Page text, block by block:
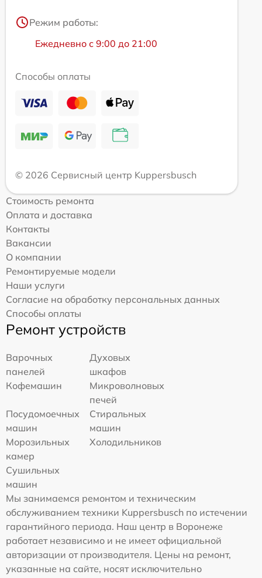
Режим работы:
Ежедневно с 9:00 до 21:00
Способы оплаты
© 2026 Сервисный центр Kuppersbusch
Стоимость ремонта
Оплата и доставка
Контакты
Вакансии
О компании
Ремонтируемые модели
Наши услуги
Согласие на обработку персональных данных
Способы оплаты
Ремонт устройств
Варочных
панелей
Духовых
шкафов
Кофемашин
Микроволновых
печей
Посудомоечных
машин
Стиральных
машин
Морозильных
камер
Холодильников
Сушильных
машин
Мы занимаемся ремонтом и техническим
обслуживанием техники Kuppersbusch по истечении
гарантийного периода. Наш центр в Воронеже
работает независимо и не имеет официальной
авторизации от производителя. Цены на ремонт,
указанные на сайте, носят исключительно